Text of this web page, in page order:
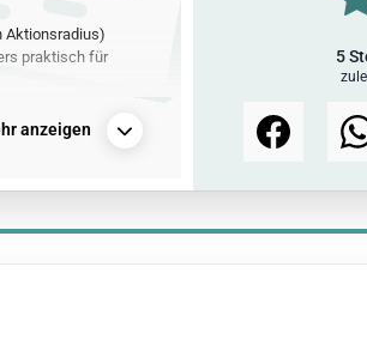
Aktionsradius)
praktisch für
anzeigen
5